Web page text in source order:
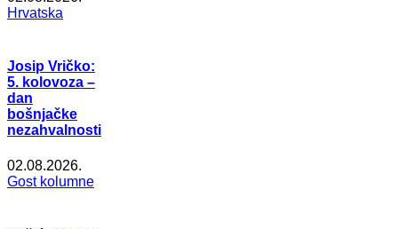
Hrvatska
Josip Vričko:
5. kolovoza –
dan
bošnjačke
nezahvalnosti
02.08.2026.
Gost kolumne